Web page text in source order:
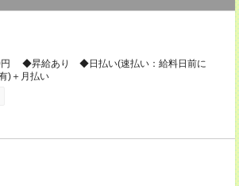
円 ◆昇給あり ◆日払い(速払い：給料日前に
)＋月払い